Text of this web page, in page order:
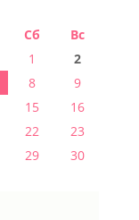
Сб
Вс
1
2
8
9
15
16
22
23
29
30